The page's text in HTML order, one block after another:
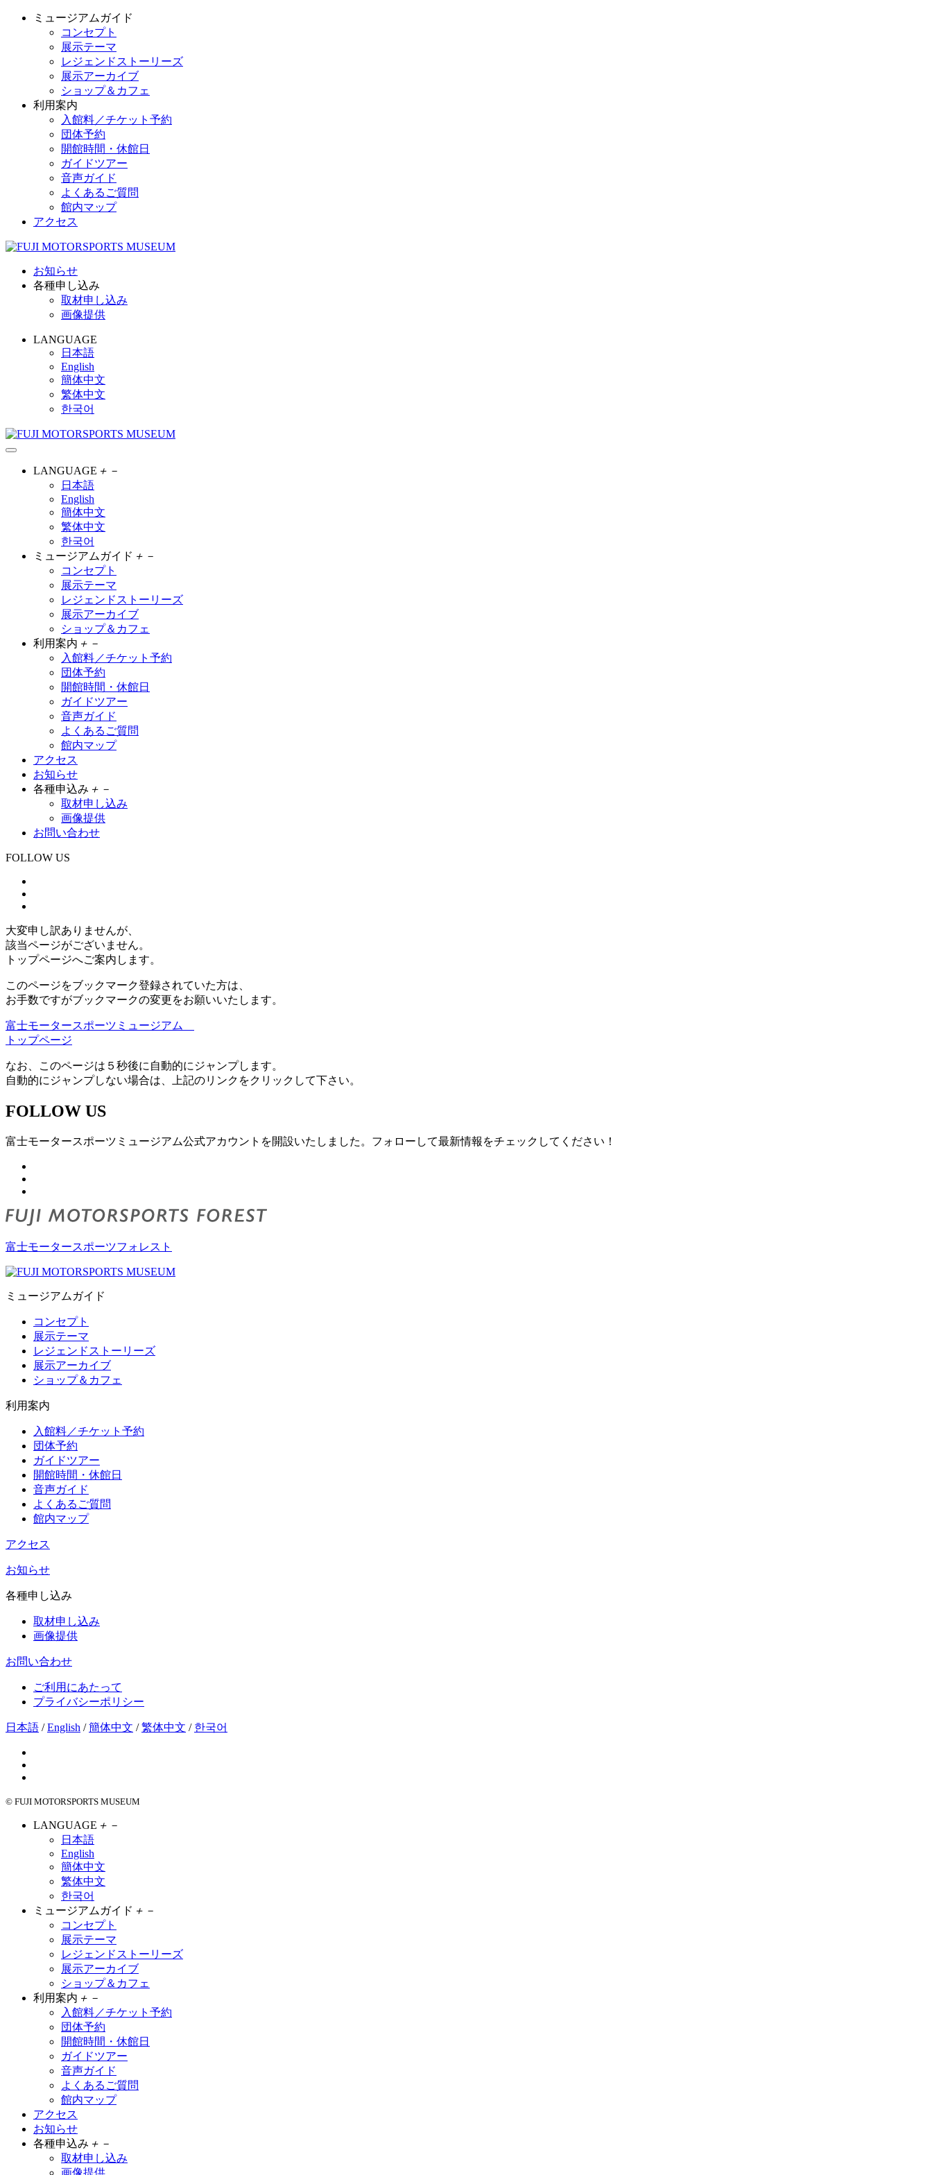
ミュージアムガイド
コンセプト
展示テーマ
レジェンドストーリーズ
展示アーカイブ
ショップ＆カフェ
利用案内
入館料／チケット予約
団体予約
開館時間・休館日
ガイドツアー
音声ガイド
よくあるご質問
館内マップ
アクセス
お知らせ
各種申し込み
取材申し込み
画像提供
LANGUAGE
日本語
English
簡体中文
繁体中文
한국어
LANGUAGE ＋ －
日本語
English
簡体中文
繁体中文
한국어
ミュージアムガイド ＋ －
コンセプト
展示テーマ
レジェンドストーリーズ
展示アーカイブ
ショップ＆カフェ
利用案内 ＋ －
入館料／チケット予約
団体予約
開館時間・休館日
ガイドツアー
音声ガイド
よくあるご質問
館内マップ
アクセス
お知らせ
各種申込み ＋ －
取材申し込み
画像提供
お問い合わせ
FOLLOW US
大変申し訳ありませんが、
該当ページがございません。
トップページへご案内します。
このページをブックマーク登録されていた方は、
お手数ですがブックマークの変更をお願いいたします。
富士モータースポーツミュージアム
トップページ
なお、このページは５秒後に自動的にジャンプします。
自動的にジャンプしない場合は、上記のリンクをクリックして下さい。
FOLLOW US
富士モータースポーツミュージアム公式アカウントを開設いたしました。フォローして最新情報をチェックしてください！
富士モータースポーツフォレスト
ミュージアムガイド
コンセプト
展示テーマ
レジェンドストーリーズ
展示アーカイブ
ショップ＆カフェ
利用案内
入館料／チケット予約
団体予約
ガイドツアー
開館時間・休館日
音声ガイド
よくあるご質問
館内マップ
アクセス
お知らせ
各種申し込み
取材申し込み
画像提供
お問い合わせ
ご利用にあたって
プライバシーポリシー
日本語 /English /簡体中文 /繁体中文 / 한국어
© FUJI MOTORSPORTS MUSEUM
LANGUAGE ＋ －
日本語
English
簡体中文
繁体中文
한국어
ミュージアムガイド ＋ －
コンセプト
展示テーマ
レジェンドストーリーズ
展示アーカイブ
ショップ＆カフェ
利用案内 ＋ －
入館料／チケット予約
団体予約
開館時間・休館日
ガイドツアー
音声ガイド
よくあるご質問
館内マップ
アクセス
お知らせ
各種申込み ＋ －
取材申し込み